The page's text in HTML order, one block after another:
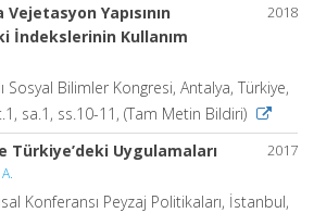
2018
Yapısının
İndekslerinin Kullanım
Sosyal Bilimler Kongresi, Antalya, Türkiye,
sa.1, ss.10-11, (Tam Metin Bildiri)
2017
Türkiye’deki Uygulamaları
Konferansı Peyzaj Politikaları, İstanbul,